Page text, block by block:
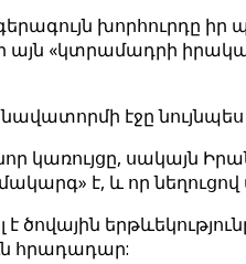
խորհուրդը իր
այն «կտրամադրի
էջը նույնպես
կառույցը, սակայն
է, և որ
հրադադար: